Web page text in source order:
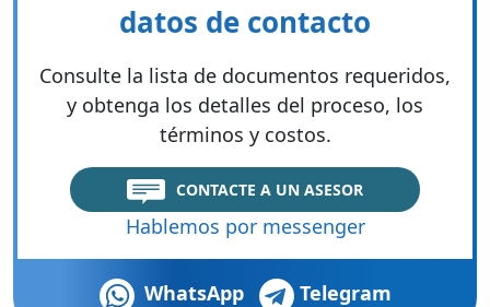
datos de contacto
Consulte la lista de documentos requeridos,
y obtenga los detalles del proceso, los
términos y costos.
CONTACTE A UN ASESOR
Hablemos por messenger
WhatsApp Telegram